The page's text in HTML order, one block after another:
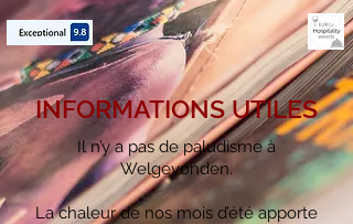
INFORMATIONS UTILES
Il n’y a pas de paludisme à
Welgevonden.
La chaleur de nos mois d’été apporte